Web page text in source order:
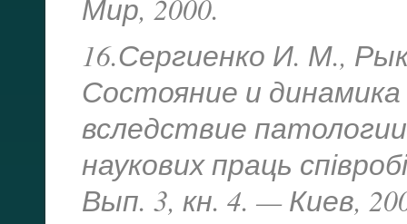
Мир, 2000.
16.Сергиенко И. М.,
Состояние и
вследствие
наукових праць
Вып. 3, кн. 4. — Киев,